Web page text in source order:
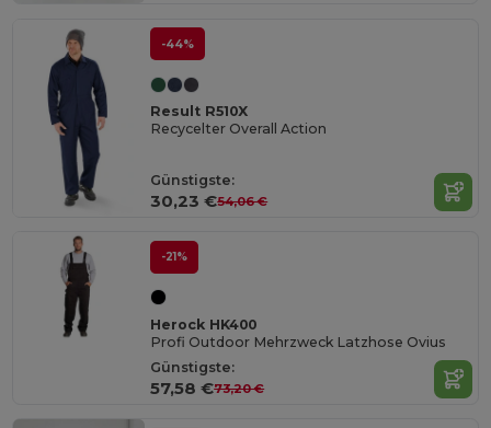
-44%
Result R510X
Recycelter Overall Action
Günstigste:
30,23 €54,06 €
-21%
Herock HK400
Profi Outdoor Mehrzweck Latzhose Ovius
Günstigste:
57,58 €73,20 €